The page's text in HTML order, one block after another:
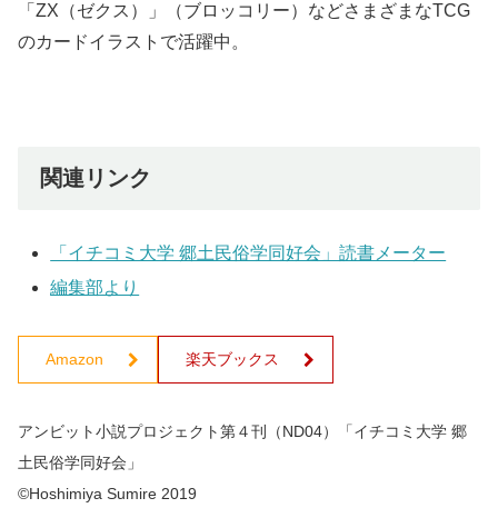
「ZX（ゼクス）」（ブロッコリー）などさまざまなTCG
のカードイラストで活躍中。
関連リンク
「イチコミ大学 郷土民俗学同好会」読書メーター
編集部より
Amazon 楽天ブックス
アンビット小説プロジェクト第４刊（ND04）「イチコミ大学 郷
土民俗学同好会」
©Hoshimiya Sumire 2019